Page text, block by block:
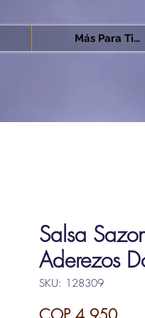
Más Para Ti...
Salsa
Aderezos
SKU: 128309